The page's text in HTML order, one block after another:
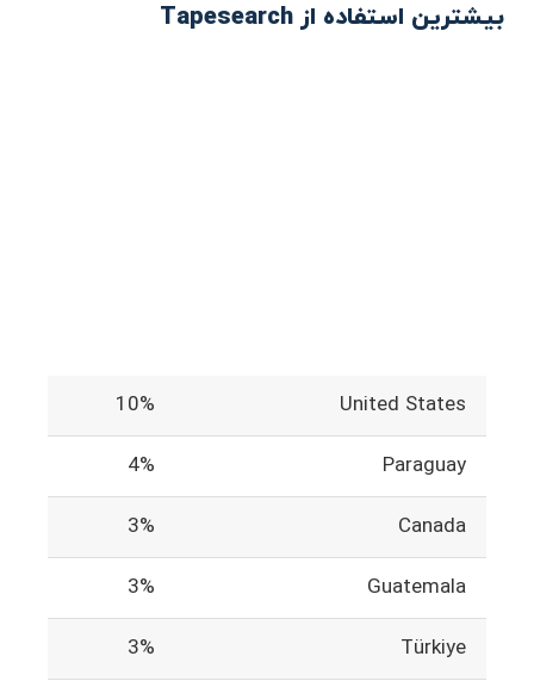
بیشترین استفاده از Tapesearch
United States
10%
Paraguay
4%
Canada
3%
Guatemala
3%
Türkiye
3%